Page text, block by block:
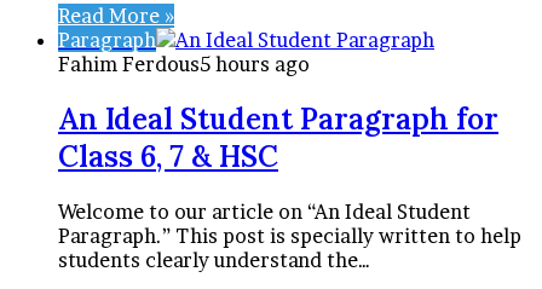
Read More »
Paragraph
Fahim Ferdous5 hours ago
An Ideal Student Paragraph for
Class 6, 7 & HSC
Welcome to our article on “An Ideal Student
Paragraph.” This post is specially written to help
students clearly understand the…